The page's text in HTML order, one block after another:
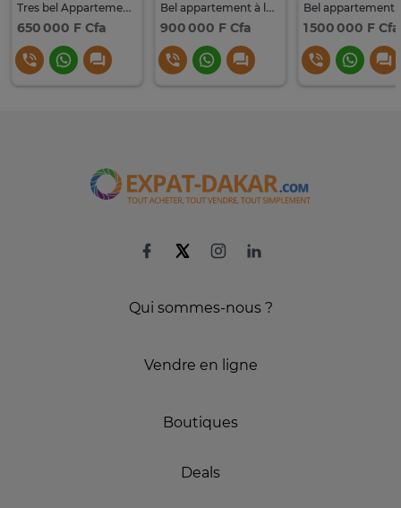
Tres bel Appartement à louer à Ngor
650 000 F Cfa
Bel appartement à louer Ngor
900 000 F Cfa 1 500 000 F Cfa
Qui sommes-nous ?
Vendre en ligne
Boutiques
Deals